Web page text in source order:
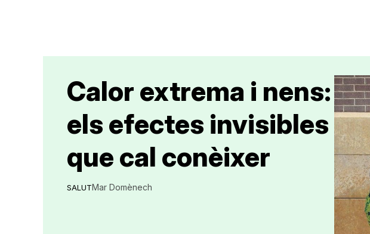
SALUT
Calor extrema i nens:
els efectes invisibles
que cal conèixer
Mar Domènech